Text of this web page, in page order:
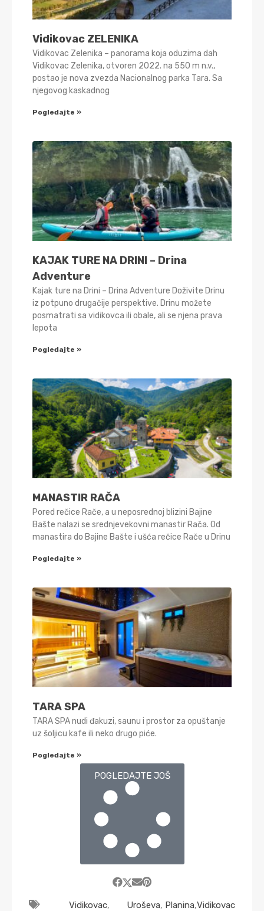
Vidikovac ZELENIKA
Vidikovac Zelenika – panorama koja oduzima dah
Vidikovac Zelenika, otvoren 2022. na 550 m n.v.,
postao je nova zvezda Nacionalnog parka Tara. Sa
njegovog kaskadnog
Pogledajte »
KAJAK TURE NA DRINI – Drina
Adventure
Kajak ture na Drini – Drina Adventure Doživite Drinu
iz potpuno drugačije perspektive. Drinu možete
posmatrati sa vidikovca ili obale, ali se njena prava
lepota
Pogledajte »
MANASTIR RAČA
Pored rečice Rače, a u neposrednoj blizini Bajine
Bašte nalazi se srednjevekovni manastir Rača. Od
manastira do Bajine Bašte i ušća rečice Rače u Drinu
Pogledajte »
TARA SPA
TARA SPA nudi đakuzi, saunu i prostor za opuštanje
uz šoljicu kafe ili neko drugo piće.
Pogledajte »
POGLEDAJTE JOŠ
Vidikovac,
Uroševa, Planina,Vidikovac